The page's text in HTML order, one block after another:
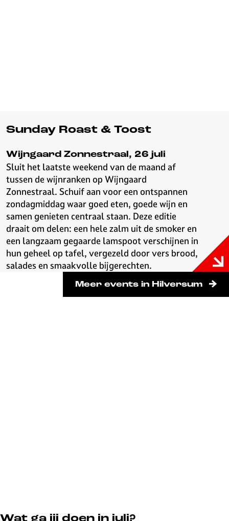
Sunday Roast & Toost
Wijngaard Zonnestraal, 26 juli
Sluit het laatste weekend van de maand af
tussen de wijnranken op Wijngaard
Zonnestraal. Schuif aan voor een ontspannen
zondagmiddag waar goed eten, goede wijn en
samen genieten centraal staan. Deze editie
draait om delen: een hele zalm uit de smoker en
een langzaam gegaarde lamspoot verschijnen in
hun geheel op tafel, vergezeld door vers brood,
salades en smaakvolle bijgerechten.
Meer events in Hilversum
Wat ga jij doen in juli?